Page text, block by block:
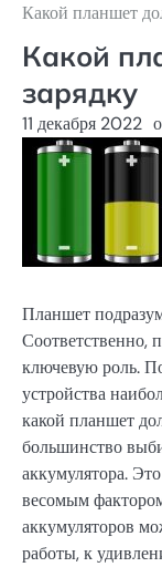
Какой планшет
Какой
зарядку
11 декабря 2022
Планшет
Соответственно,
ключевую роль.
устройства
какой планшет
большинство
аккумулятора.
весомым
аккумуляторов
работы, к